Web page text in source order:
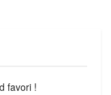
favori !